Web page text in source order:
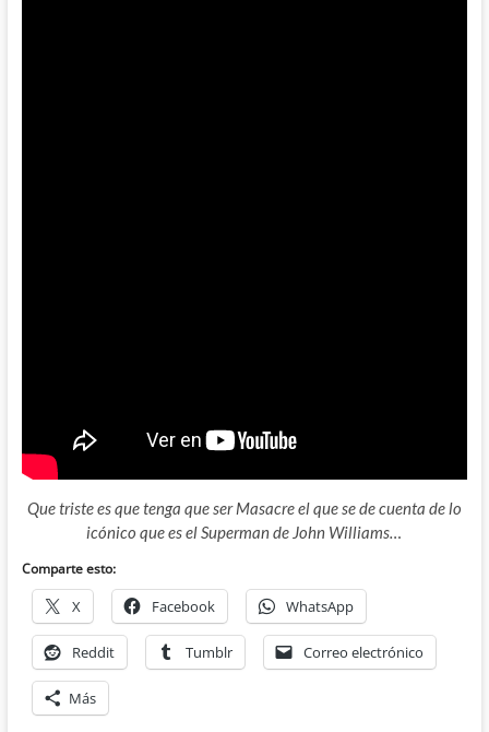
Que triste es que tenga que ser Masacre el que se de cuenta de lo
icónico que es el Superman de John Williams…
Comparte esto:
X Facebook WhatsApp
Reddit Tumblr Correo electrónico
Más